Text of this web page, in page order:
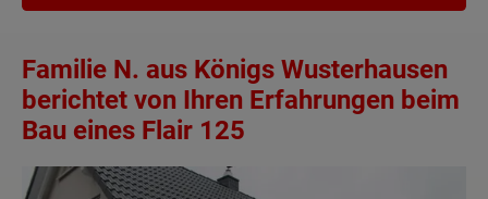
Familie N. aus Königs Wusterhausen
berichtet von Ihren Erfahrungen beim
Bau eines Flair 125